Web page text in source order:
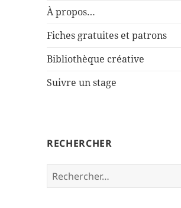
À propos…
Fiches gratuites et patrons
Bibliothèque créative
Suivre un stage
RECHERCHER
Rechercher :